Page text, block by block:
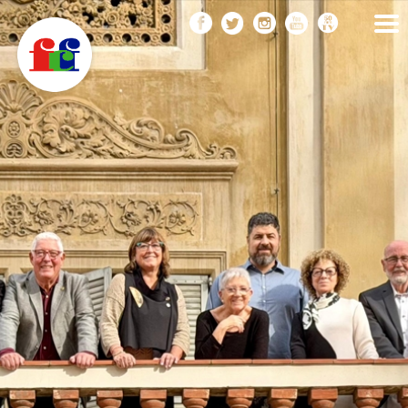
Vés
al
FEDERACIÓ CATALANA
DE FOTOGRAFIA
F
C
F